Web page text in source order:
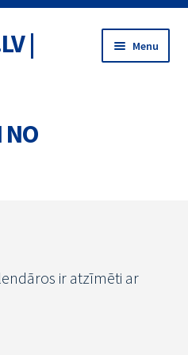
|
NO
Menu
ir atzīmēti ar